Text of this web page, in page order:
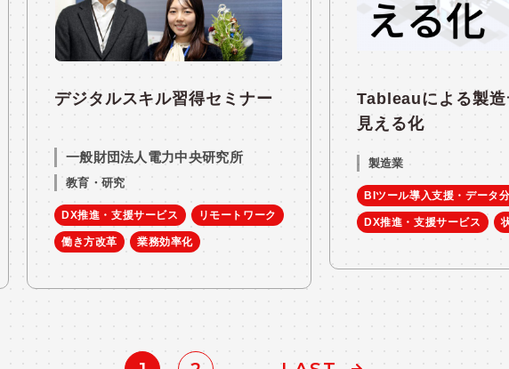
デジタルスキル習得セミナー
一般財団法人電力中央研究所
教育・研究
DX推進・支援サービス リモートワーク
働き方改革 業務効率化
Tableauによる製造
見える化
製造業
BIツール導入支援・データ
DX推進・支援サービス